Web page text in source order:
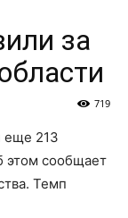
за
719
еще 213
этом сообщает
Темп